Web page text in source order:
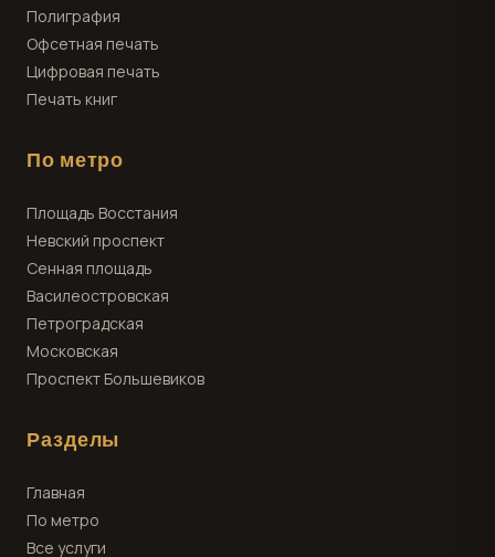
Полиграфия
Офсетная печать
Цифровая печать
Печать книг
По метро
Площадь Восстания
Невский проспект
Сенная площадь
Василеостровская
Петроградская
Московская
Проспект Большевиков
Разделы
Главная
По метро
Все услуги